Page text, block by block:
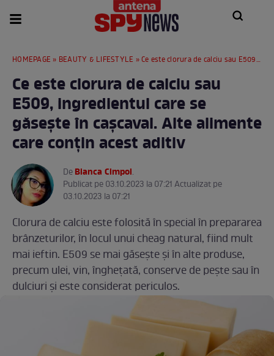
HOMEPAGE » BEAUTY & LIFESTYLE » Ce este clorura de calciu sau E509, ingredientul care se găsește în cașcaval. Alte alimente care conțin acest aditiv
Ce este clorura de calciu sau
E509, ingredientul care se
găsește în cașcaval. Alte alimente
care conțin acest aditiv
DeBianca Cimpoi.
Publicat pe 03.10.2023 la 07:21 Actualizat pe
03.10.2023 la 07:21
Clorura de calciu este folosită în special în prepararea
brânzeturilor, în locul unui cheag natural, fiind mult
mai ieftin. E509 se mai găsește și în alte produse,
precum ulei, vin, înghețată, conserve de pește sau în
dulciuri și este considerat periculos.